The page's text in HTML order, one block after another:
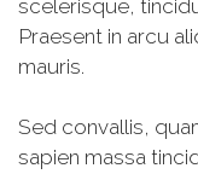
scelerisque,
Praesent in arcu
mauris.
Sed convallis,
sapien massa